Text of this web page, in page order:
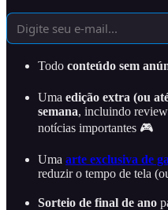
Todo conteúdo sem
Uma edição extra (ou
semana, incluindo
notícias importantes 🎮
Uma arte exclusiva de
reduzir o tempo de tela
Sorteio de final de ano